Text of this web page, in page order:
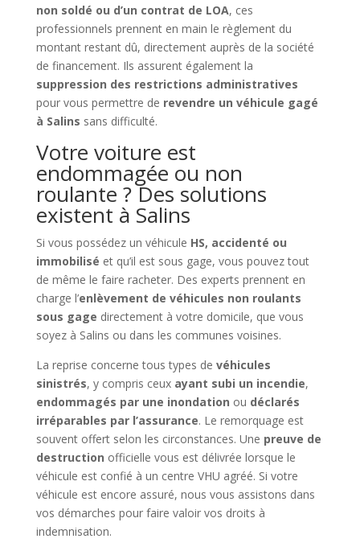
non soldé ou d’un contrat de LOA, ces
professionnels prennent en main le règlement du
montant restant dû, directement auprès de la société
de financement. Ils assurent également la
suppression des restrictions administratives
pour vous permettre de revendre un véhicule gagé
à Salins sans difficulté.
Votre voiture est
endommagée ou non
roulante ? Des solutions
existent à Salins
Si vous possédez un véhicule HS, accidenté ou
immobilisé et qu’il est sous gage, vous pouvez tout
de même le faire racheter. Des experts prennent en
charge l’enlèvement de véhicules non roulants
sous gage directement à votre domicile, que vous
soyez à Salins ou dans les communes voisines.
La reprise concerne tous types de véhicules
sinistrés, y compris ceux ayant subi un incendie,
endommagés par une inondation ou déclarés
irréparables par l’assurance. Le remorquage est
souvent offert selon les circonstances. Une preuve de
destruction officielle vous est délivrée lorsque le
véhicule est confié à un centre VHU agréé. Si votre
véhicule est encore assuré, nous vous assistons dans
vos démarches pour faire valoir vos droits à
indemnisation.